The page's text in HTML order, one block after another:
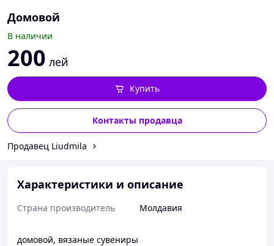
Домовой
В наличии
200 лей
Контакты продавца
Купить
Продавец Liudmila
Характеристики и описание
Страна производитель Молдавия
домовой, вязаные сувениры